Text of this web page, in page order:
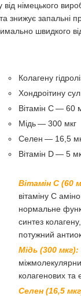
від німецького
знижує запальні
швидкого
Колагену
Хондроітину
Вітамін С — 60
Мідь — 300 мкг
Селен — 16,5
Вітамін D — 5
Вітамін С (60
вітаміну С
нормальне
синтез
потужний
Мідь (300 мкг):
колагенових та
Селен (16,5